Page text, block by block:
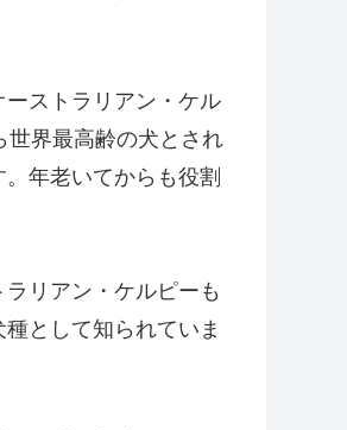
ストラリアン・ケル
世界最高齢の犬とされ
年老いてからも役割
リアン・ケルピーも
として知られていま